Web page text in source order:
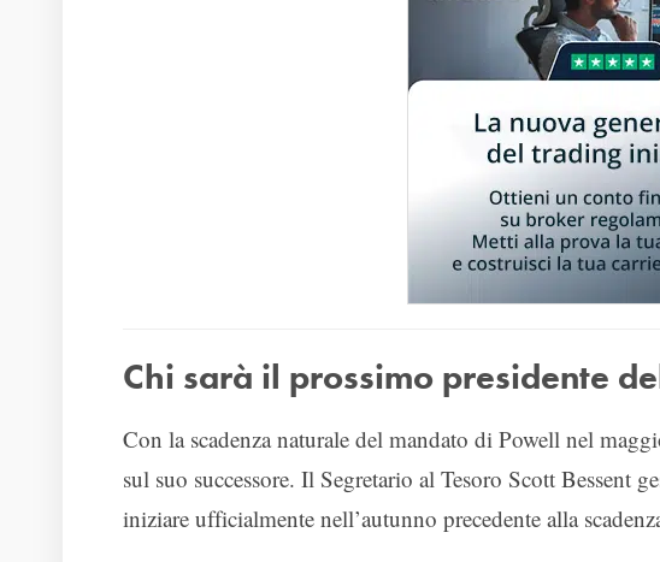
Chi sarà il prossimo presidente
Con la scadenza naturale del mandato di Powell nel
sul suo successore. Il Segretario al Tesoro Scott Bessent
iniziare ufficialmente nell’autunno precedente alla